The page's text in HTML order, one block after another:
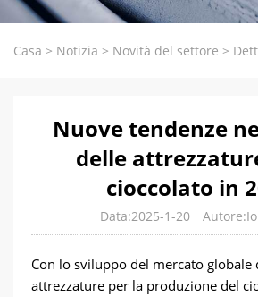
Casa > Notizia > Novità del settore >
Nuove tendenze
delle
cioccolato in
Data:2025-1-20
Con lo sviluppo del mercato globale
attrezzature per la produzione del